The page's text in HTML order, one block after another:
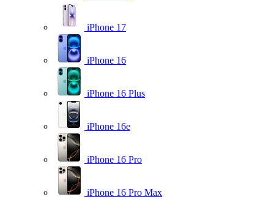
iPhone 17
iPhone 16
iPhone 16 Plus
iPhone 16e
iPhone 16 Pro
iPhone 16 Pro Max